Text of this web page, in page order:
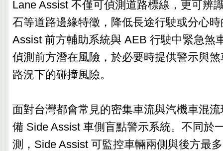
Lane Assist 不僅可偵測道路標線，更可辨
石等道路邊緣特徵，降低長途行駛或分心
Assist 前方輔助系統與 AEB 行駛中緊急煞
偵測前方潛在風險，於必要時提供警示與
路況下的碰撞風險。
面對台灣都會常見的密集車流與汽機車混
備 Side Assist 車側盲點警示系統。不同於
測，Side Assist 可監控車輛兩側與後方最